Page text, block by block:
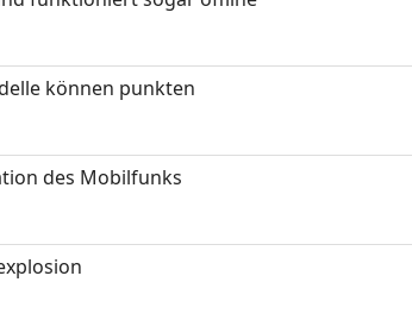
können punkten
des Mobilfunks